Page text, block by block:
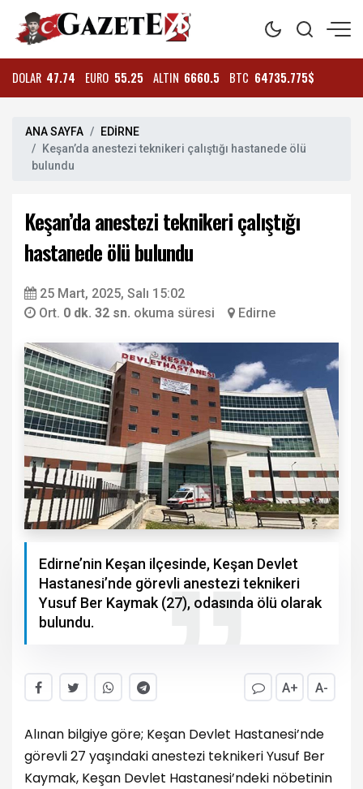
DOLAR 47.74 EURO 55.25 ALTIN 6660.5 BTC 64735.775$
ANA SAYFA
EDİRNE
Keşan’da anestezi teknikeri çalıştığı hastanede ölü
bulundu
Keşan’da anestezi teknikeri çalıştığı
hastanede ölü bulundu
25 Mart, 2025, Salı 15:02
Ort. 0 dk. 32 sn. okuma süresi Edirne
Edirne’nin Keşan ilçesinde, Keşan Devlet
Hastanesi’nde görevli anestezi teknikeri
Yusuf Ber Kaymak (27), odasında ölü olarak
bulundu.
A+ A-
Alınan bilgiye göre; Keşan Devlet Hastanesi’nde
görevli 27 yaşındaki anestezi teknikeri Yusuf Ber
Kaymak, Keşan Devlet Hastanesi’ndeki nöbetinin